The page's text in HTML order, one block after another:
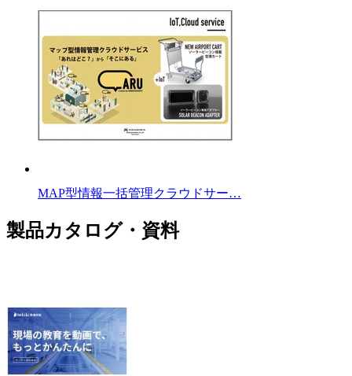
MAP型情報一括管理クラウドサー…
製品カタログ・資料